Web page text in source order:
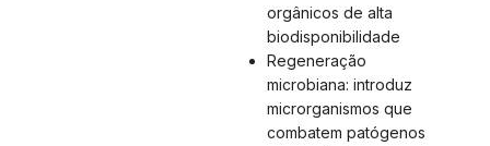
orgânicos de alta
biodisponibilidade
Regeneração
microbiana: introduz
microrganismos que
combatem patógenos